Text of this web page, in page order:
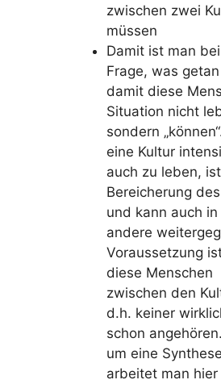
zwischen zwei
müssen
Damit ist man
Frage, was
damit diese
Situation nicht
sondern
eine Kultur
auch zu leben,
Bereicherung
und kann auch
andere
Voraussetzung
diese
zwischen den
d.h. keiner
schon
um eine
arbeitet man